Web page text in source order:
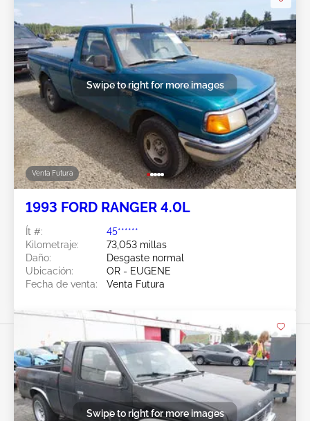
Venta Futura
Swipe to right for more images
1993 FORD RANGER 4.0L
Ít #:
45******
Kilometraje:
73,053 millas
Daño:
Desgaste normal
Ubicación:
OR - EUGENE
Fecha de venta:
Venta Futura
Swipe to right for more images